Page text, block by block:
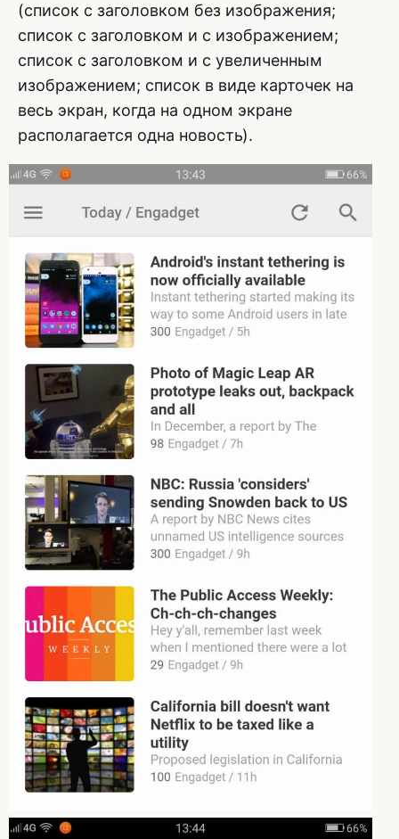
(список с заголовком без изображения;
список с заголовком и с изображением;
список с заголовком и с увеличенным
изображением; список в виде карточек на
весь экран, когда на одном экране
располагается одна новость).